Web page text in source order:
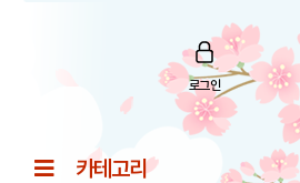
로그인
카테고리